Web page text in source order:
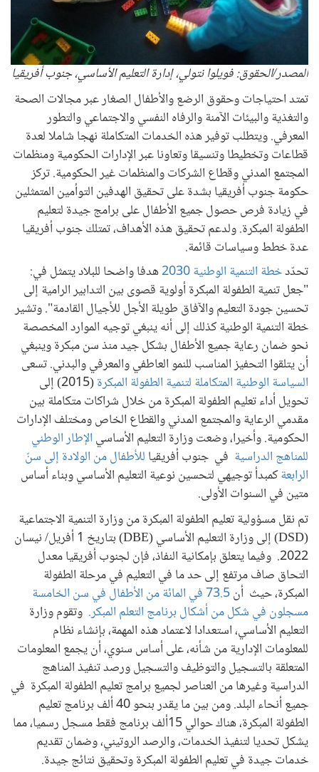
المصدر/الحقوق: فويلوا نتولي، إدارة التعليم الأساسي، جنوب أفريقيا
تمتد احتياجات وحقوق الرضع والأطفال الصغار عبر مجالات الصحة
والتغذية والبيئات الآمنة والرفاه النفسي والاجتماعي والتطور
المعرفي. ويتطلب توفير هذه الخدمات المتكاملة نهجا شاملا لعدة
قطاعات وتخطيطا وتنسيقا وتعاونا عبر الإدارات الحكومية ومنظمات
المجتمع المدني وقطاع الشركات والمنظمات غير الحكومية. تركز
حكومة جنوب أفريقيا بشدة على تحقيق الهدفين التوأمين المتمثلين
في زيادة فرص حصول جميع الأطفال على برامج جيدة لتعليم
الطفولة المبكرة. ولدعم تحقيق هذه الأهداف، تمتلك جنوب أفريقيا
عدة خطط وسياسات قائمة.
تحدّدخطة التنمية الوطنية 2030
هدفا واضحا للبلاد يتمثل في:
"جعل تنمية الطفولة المبكرة أولوية قصوى بين التدابير الرامية إلى
تحسين جودة التعليم والآفاق طويلة الأجل للأجيال القادمة". وتشير
خطة التنمية الوطنية كذلك إلى أنه ينبغي توجيه الموارد المخصصة
نحو ضمان رعاية جميع الأطفال بشكل جيد منذ سن مبكرة وينبغي
أن يتلقوا التحفيز المناسب للنمو العاطفي والمعرفي والبدني. تسعى
السياسة الوطنية المتكاملة لتنمية الطفولة المبكرة
(2015) إلى
تحويل أداء تعليم الطفولة المبكرة من خلال شراكات متكاملة بين
مقدمي الرعاية والمجتمع المدني والقطاع الخاص ومختلف الإدارات
الحكومية. وأخيرا، وضعت وزارة التعليم الأساسي الإطار الوطني
للمناهج الدراسية في جنوب أفريقيا للأطفال من الولادة إلى سنّ
الرابعةكمبدأ توجيهي لتحسين نوعية التعليم الأساسي وبناء أساس
متين في السنوات الأولى.
تم نقل مسؤولية تعليم الطفولة المبكرة من وزارة التنمية الاجتماعية
(DSD) إلى وزارة التعليم الأساسي (DBE) بتاريخ 1 أفريل/ نيسان
2022. وفيما يتعلق بإمكانية النفاذ، فإن لجنوب أفريقيا معدل
التحاق صاف مرتفع إلى حد ما في التعليم في مرحلة الطفولة
المبكرة، حيث أن73.5 في المائة من الأطفال في سن الخامسة
مسجلون في شكل من أشكال برنامج التعلم المبكر. وتقوم وزارة
التعليم الأساسي، استعدادا لاعتماد هذه المهمة، بإنشاء نظام
للمعلومات الإدارية من شأنه، على أساس سنوي، أن يجمع المعلومات
المتعلقة بالتسجيل والتوظيف والتسجيل ورصد تنفيذ المناهج
الدراسية وغيرها من العناصر لجميع برامج تعليم الطفولة المبكرة في
جميع أنحاء البلد. ومن بين ما يقدر بنحو 40 ألف برنامج تعليم
الطفولة المبكرة، هناك حوالي 15ألف برنامج فقط مسجل رسميا، مما
يشكل تحديا لتنفيذ الخدمات، والرصد الروتيني، وضمان تقديم
خدمات جيدة في تعليم الطفولة المبكرة وتحقيق نتائج جيدة.